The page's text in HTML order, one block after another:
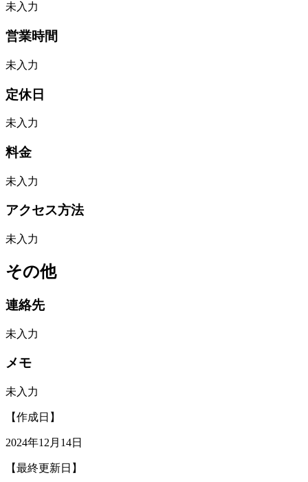
未入力
営業時間
未入力
定休日
未入力
料金
未入力
アクセス方法
未入力
その他
連絡先
未入力
メモ
未入力
【作成日】
2024年12月14日
【最終更新日】